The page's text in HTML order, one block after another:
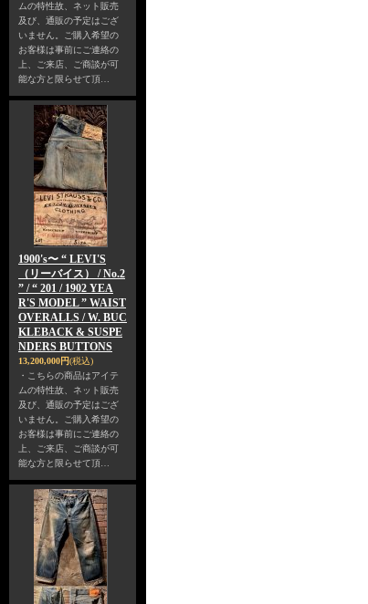
ムの特性故、ネット販売
及び、通販の予定はござ
いません。ご購入希望の
お客様は事前にご連絡の
上、ご来店、ご商談が可
能な方と限らせて頂…
1900's〜 “ LEVI'S
（リーバイス） / No.2
” / “ 201 / 1902 YEA
R'S MODEL ” WAIST
OVERALLS / W. BUC
KLEBACK & SUSPE
NDERS BUTTONS
13,200,000円(税込)
・こちらの商品はアイテ
ムの特性故、ネット販売
及び、通販の予定はござ
いません。ご購入希望の
お客様は事前にご連絡の
上、ご来店、ご商談が可
能な方と限らせて頂…